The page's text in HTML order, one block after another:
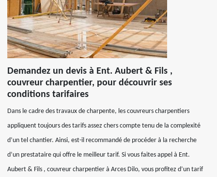
Demandez un devis à Ent. Aubert & Fils ,
couvreur charpentier, pour découvrir ses
conditions tarifaires
Dans le cadre des travaux de charpente, les couvreurs charpentiers
appliquent toujours des tarifs assez chers compte tenu de la complexité
d’un tel chantier. Ainsi, est-il recommandé de procéder à la recherche
d’un prestataire qui offre le meilleur tarif. Si vous faites appel à Ent.
Aubert & Fils , couvreur charpentier à Arces Dilo, vous profitez d’un tarif